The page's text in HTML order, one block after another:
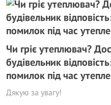
Чи гріє утеплювач?
будівельник
помилок під час
Дякую за увагу!